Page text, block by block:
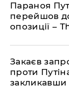
Параноя
перейшов
опозиції –
Закаєв
проти
закликавши